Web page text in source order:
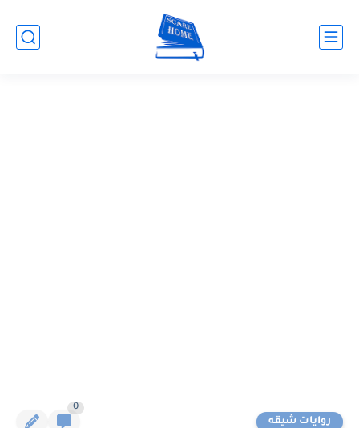
روايات شيقه
0